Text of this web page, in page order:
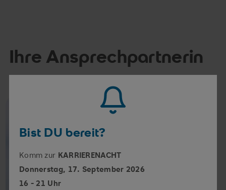
Bist DU bereit?
Komm zur KARRIERENACHT
Donnerstag, 17. September 2026
16 - 21 Uhr
Ihre Ansprechpartnerin
Snezana Berger
Personalreferentin für Aus-, Fort-
und Weiterbildung
Zum Profil